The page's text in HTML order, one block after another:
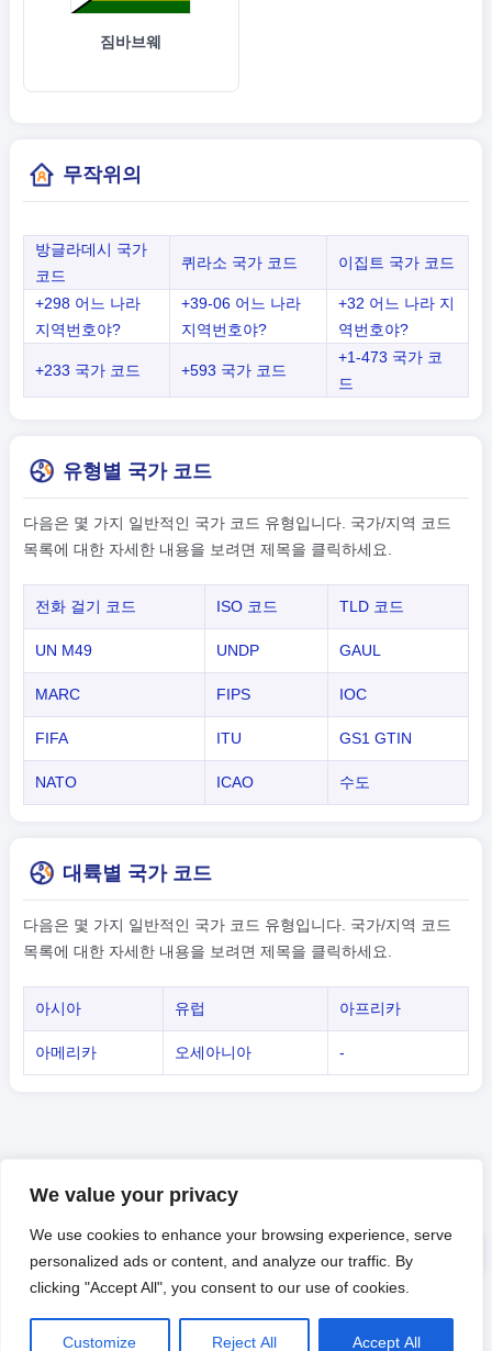
We value your privacy
We use cookies to enhance your browsing experience, serve
personalized ads or content, and analyze our traffic. By
clicking "Accept All", you consent to our use of cookies.
Customize Reject All Accept All
짐바브웨
무작위의
방글라데시 국가
코드
퀴라소 국가 코드 이집트 국가 코드
+298 어느 나라
지역번호야?
+39-06 어느 나라
지역번호야?
+32 어느 나라 지
역번호야?
+233 국가 코드 +593 국가 코드
+1-473 국가 코
드
유형별 국가 코드
다음은 몇 가지 일반적인 국가 코드 유형입니다. 국가/지역 코드
목록에 대한 자세한 내용을 보려면 제목을 클릭하세요.
전화 걸기 코드 ISO 코드 TLD 코드
UN M49 UNDP GAUL
MARC FIPS IOC
FIFA ITU GS1 GTIN
NATO ICAO 수도
대륙별 국가 코드
다음은 몇 가지 일반적인 국가 코드 유형입니다. 국가/지역 코드
목록에 대한 자세한 내용을 보려면 제목을 클릭하세요.
아시아 유럽 아프리카
아메리카 오세아니아 -